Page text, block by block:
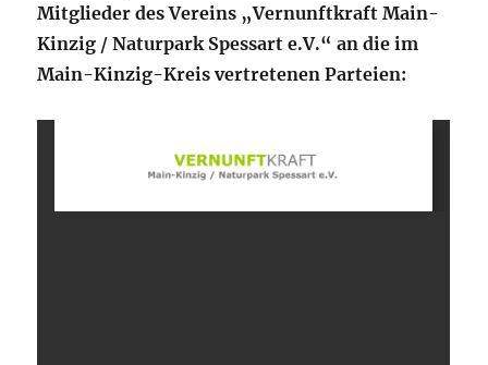
Mitglieder des Vereins „Vernunftkraft Main-
Kinzig / Naturpark Spessart e.V.“ an die im
Main-Kinzig-Kreis vertretenen Parteien: